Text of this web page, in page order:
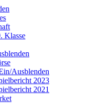
Klasse
Ausblenden
2023
2021